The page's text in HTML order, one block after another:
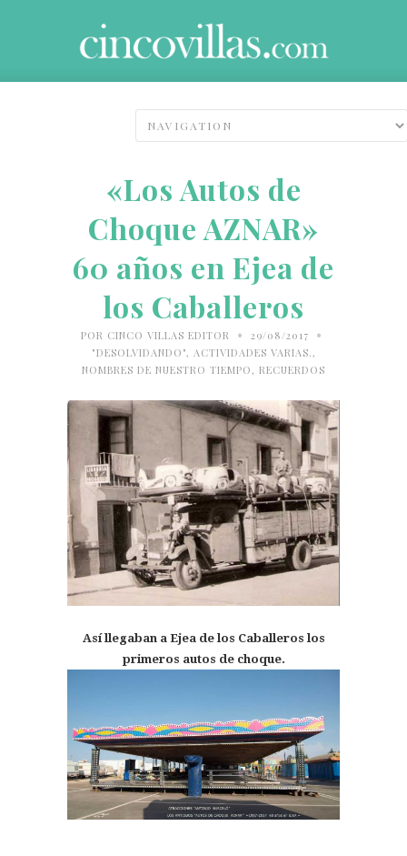
«Los Autos de
Choque AZNAR»
60 años en Ejea de
los Caballeros
POR CINCO VILLAS EDITOR • 29/08/2017 •
"DESOLVIDANDO", ACTIVIDADES VARIAS. ,
NOMBRES DE NUESTRO TIEMPO , RECUERDOS
Así llegaban a Ejea de los Caballeros los
primeros autos de choque.